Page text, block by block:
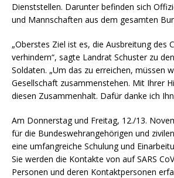
Dienststellen. Darunter befinden sich
und Mannschaften aus dem gesamten
„Oberstes Ziel ist es, die Ausbreitung des
verhindern“, sagte Landrat Schuster zu
Soldaten. „Um das zu erreichen, müssen
Gesellschaft zusammenstehen. Mit Ihrer
diesen Zusammenhalt. Dafür danke ich
Am Donnerstag und Freitag, 12./13.
für die Bundeswehrangehörigen und
eine umfangreiche Schulung und
Sie werden die Kontakte von auf SARS
Personen und deren Kontaktpersonen